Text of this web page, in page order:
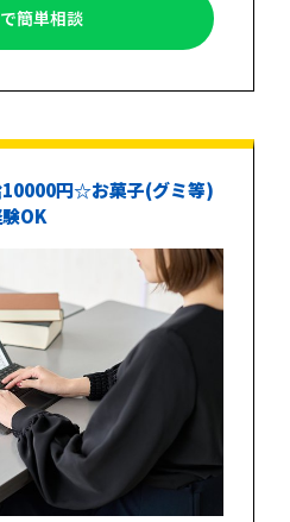
簡単相談
10000円☆お菓子(グミ等)
OK